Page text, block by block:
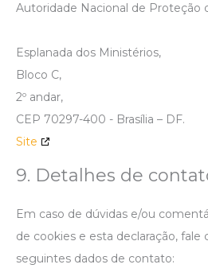
Autoridade Nacional de Proteção
Esplanada dos Ministérios,
Bloco C,
2º andar,
CEP 70297-400 - Brasília – DF.
Site
9. Detalhes de
Em caso de dúvidas e/ou
de cookies e esta declaração, fale
seguintes dados de contato: